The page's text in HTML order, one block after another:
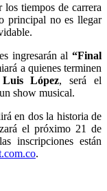
los tiempos de carrera
principal no es llegar
ingresarán al “Final
a quienes terminen
Luis López, será el
show musical.
en dos la historia de
el próximo 21 de
inscripciones están
.